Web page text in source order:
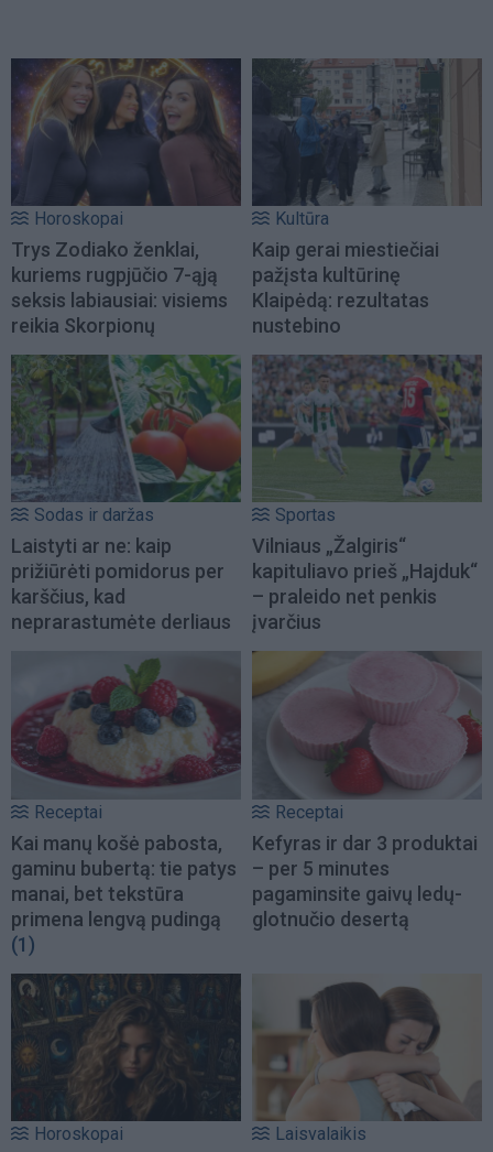
Horoskopai
Trys Zodiako ženklai,
kuriems rugpjūčio 7-ąją
seksis labiausiai: visiems
reikia Skorpionų
Kultūra
Kaip gerai miestiečiai
pažįsta kultūrinę
Klaipėdą: rezultatas
nustebino
Sodas ir daržas
Laistyti ar ne: kaip
prižiūrėti pomidorus per
karščius, kad
neprarastumėte derliaus
Sportas
Vilniaus „Žalgiris“
kapituliavo prieš „Hajduk“
– praleido net penkis
įvarčius
Receptai
Kai manų košė pabosta,
gaminu bubertą: tie patys
manai, bet tekstūra
primena lengvą pudingą
(1)
Receptai
Kefyras ir dar 3 produktai
– per 5 minutes
pagaminsite gaivų ledų-
glotnučio desertą
Horoskopai Laisvalaikis